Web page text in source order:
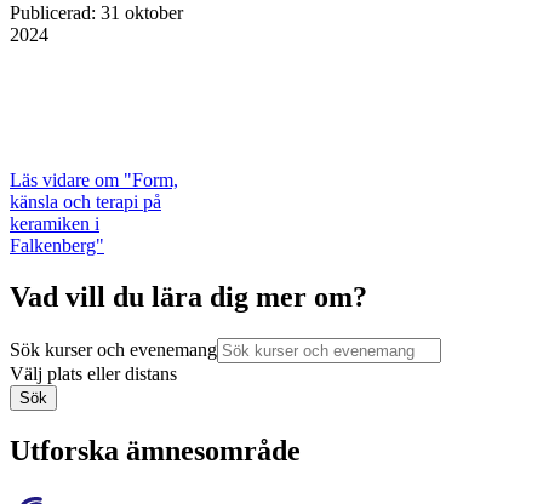
Publicerad: 31 oktober
2024
Läs vidare om "Form,
känsla och terapi på
keramiken i
Falkenberg"
Vad vill du lära dig mer om?
Sök kurser och evenemang
Välj plats eller distans
Sök
Utforska ämnesområde